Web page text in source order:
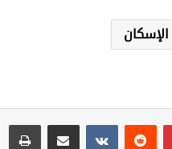
الإسكان
بينتيريست